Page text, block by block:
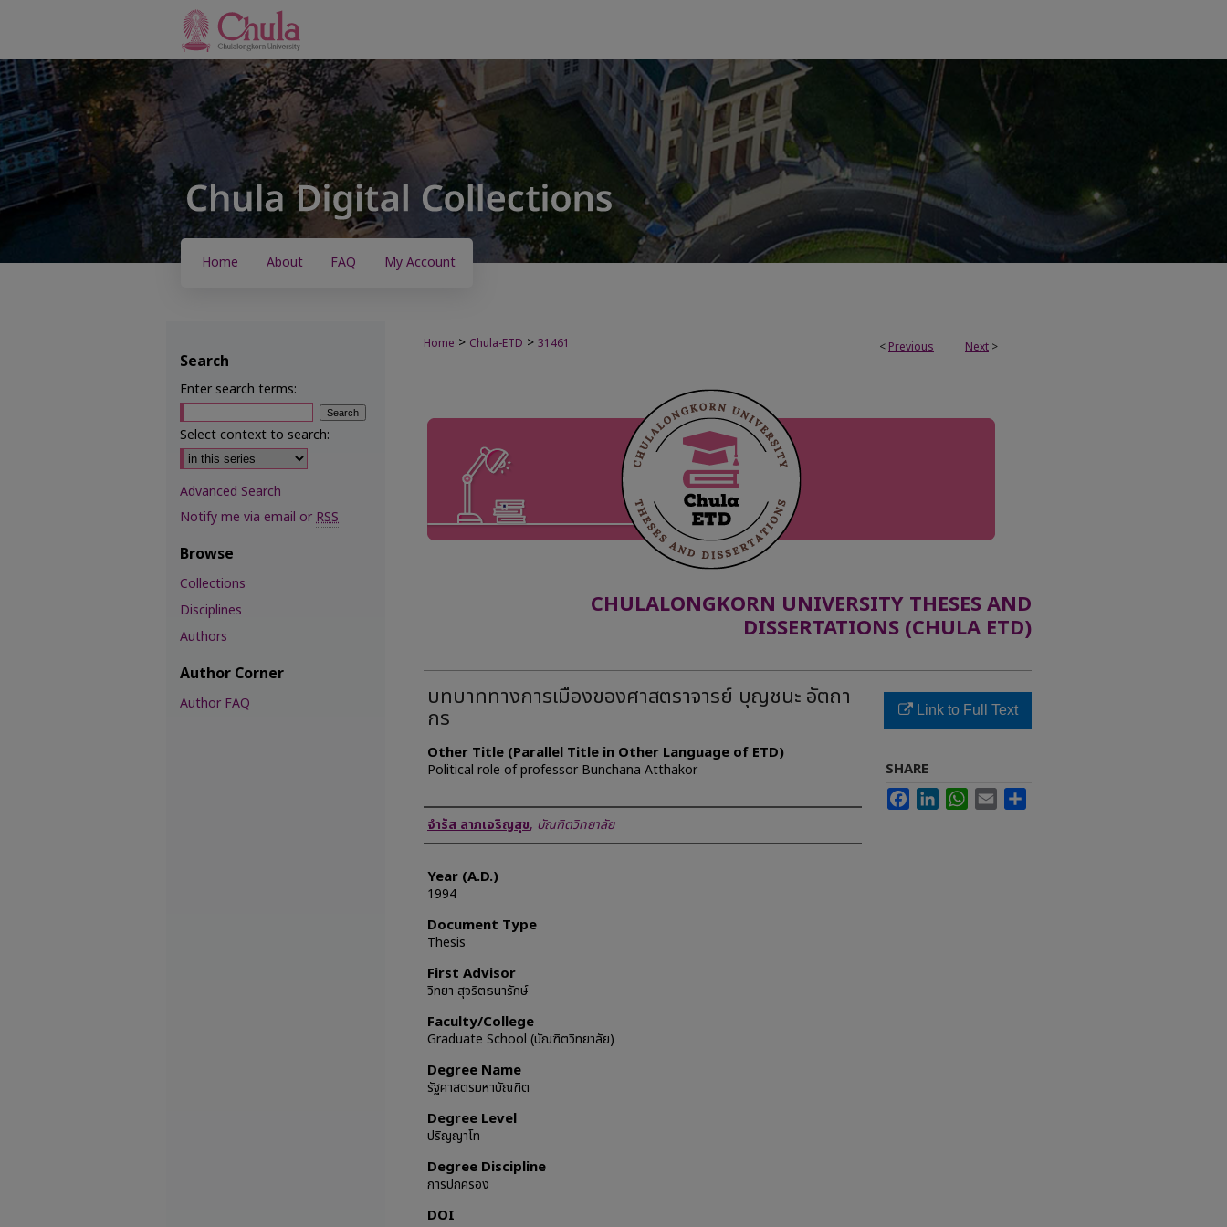
Home About FAQ My Account
< Previous Next >
Home > Chula-ETD > 31461
CHULALONGKORN UNIVERSITY THESES AND
DISSERTATIONS (CHULA ETD)
บทบาททางการเมืองของศาสตราจารย์ บุญชนะ อัตถา
กร
Other Title (Parallel Title in Other Language of ETD)
Political role of professor Bunchana Atthakor
Author
จำรัส ลาภเจริญสุข, บัณฑิตวิทยาลัย
Year (A.D.)
1994
Document Type
Thesis
First Advisor
วิทยา สุจริตธนารักษ์
Faculty/College
Graduate School (บัณฑิตวิทยาลัย)
Degree Name
รัฐศาสตรมหาบัณฑิต
Degree Level
ปริญญาโท
Degree Discipline
การปกครอง
DOI
Link to Full Text
SHARE
FacebookLinkedInWhatsApp
Email
Search
Enter search terms:
Select context to search:
Advanced Search
Notify me via email or RSS
Browse
Collections
Disciplines
Authors
Author Corner
Author FAQ